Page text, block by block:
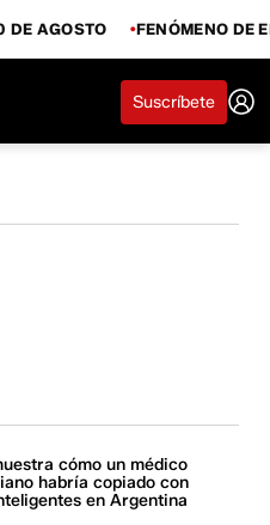
DE AGOSTO FENÓMENO DE
Suscríbete
cómo un médico
habría copiado con
en Argentina